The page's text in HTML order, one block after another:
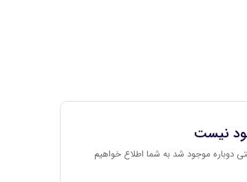
نیست
دوباره موجود شد به شما اطلاع خواهیم